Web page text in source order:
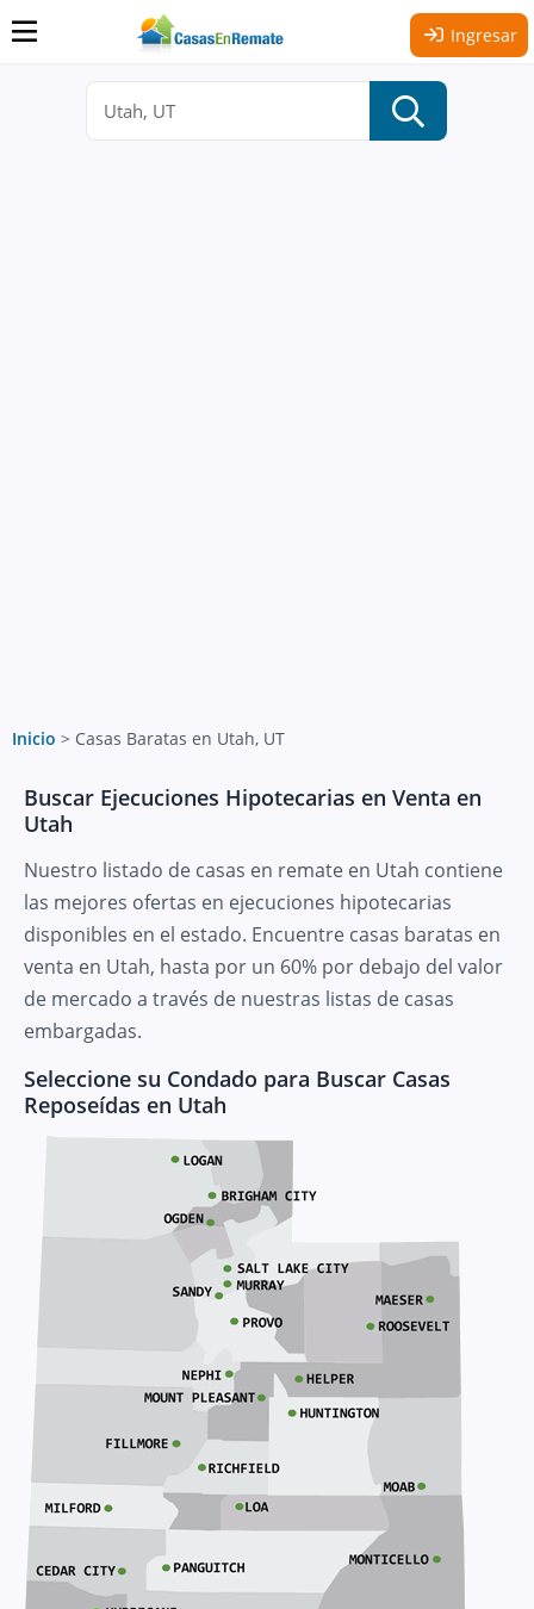
Ingresar
Inicio > Casas Baratas en Utah, UT
Buscar Ejecuciones Hipotecarias en Venta en
Utah
Nuestro listado de casas en remate en Utah contiene
las mejores ofertas en ejecuciones hipotecarias
disponibles en el estado. Encuentre casas baratas en
venta en Utah, hasta por un 60% por debajo del valor
de mercado a través de nuestras listas de casas
embargadas.
Seleccione su Condado para Buscar Casas
Reposeídas en Utah